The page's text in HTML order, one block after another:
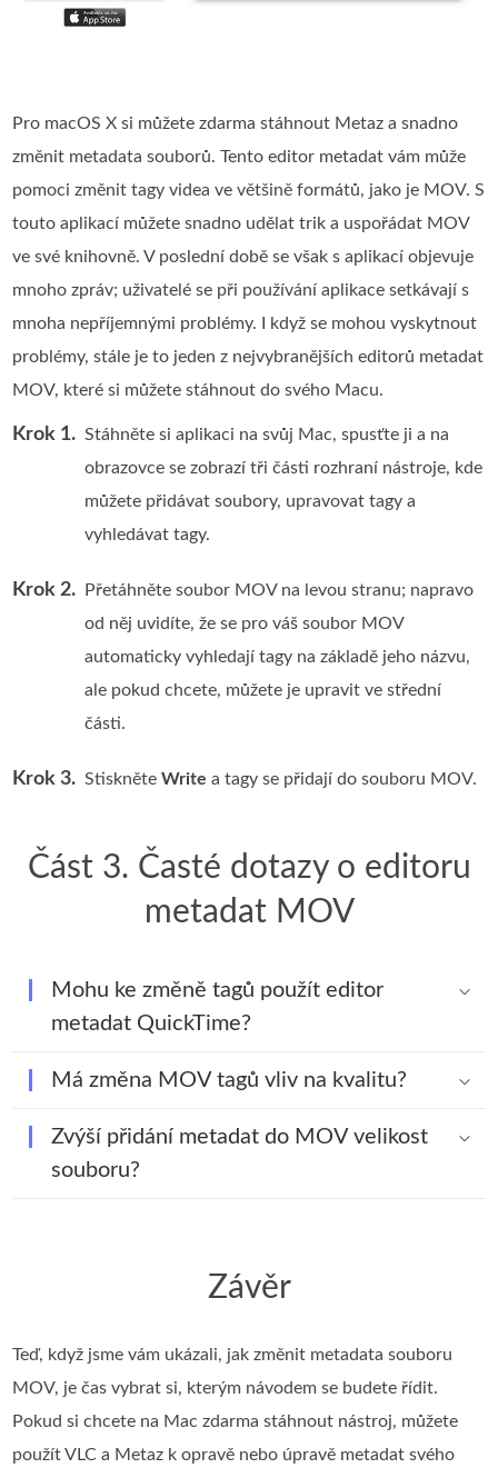
Pro macOS X si můžete zdarma stáhnout Metaz a snadno
změnit metadata souborů. Tento editor metadat vám může
pomoci změnit tagy videa ve většině formátů, jako je MOV. S
touto aplikací můžete snadno udělat trik a uspořádat MOV
ve své knihovně. V poslední době se však s aplikací objevuje
mnoho zpráv; uživatelé se při používání aplikace setkávají s
mnoha nepříjemnými problémy. I když se mohou vyskytnout
problémy, stále je to jeden z nejvybranějších editorů metadat
MOV, které si můžete stáhnout do svého Macu.
Krok 1. Stáhněte si aplikaci na svůj Mac, spusťte ji a na
obrazovce se zobrazí tři části rozhraní nástroje, kde
můžete přidávat soubory, upravovat tagy a
vyhledávat tagy.
Krok 2.
Přetáhněte soubor MOV na levou stranu; napravo
od něj uvidíte, že se pro váš soubor MOV
automaticky vyhledají tagy na základě jeho názvu,
ale pokud chcete, můžete je upravit ve střední
části.
Krok 3. StiskněteWrite a tagy se přidají do souboru MOV.
Část 3. Časté dotazy o editoru
metadat MOV
Mohu ke změně tagů použít editor
metadat QuickTime?
Má změna MOV tagů vliv na kvalitu?
Zvýší přidání metadat do MOV velikost
souboru?
Závěr
Teď, když jsme vám ukázali, jak změnit metadata souboru
MOV, je čas vybrat si, kterým návodem se budete řídit.
Pokud si chcete na Mac zdarma stáhnout nástroj, můžete
použít VLC a Metaz k opravě nebo úpravě metadat svého